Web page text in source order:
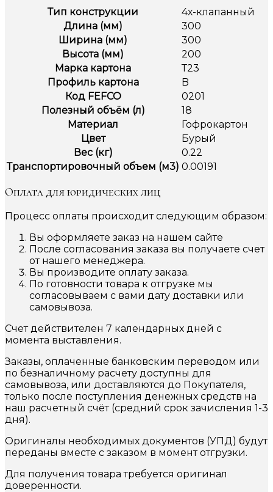
Тип конструкции
4х-клапанный
Длина (мм)
300
Ширина (мм)
300
Высота (мм)
200
Марка картона
Т23
Профиль картона
B
Код FEFCO
0201
Полезный объём (л)
18
Материал
Гофрокартон
Цвет
Бурый
Вес (кг)
0.22
Транспортировочный объем (м3) 0.00191
Оплата для юридических лиц
Процесс оплаты происходит следующим образом:
Вы оформляете заказ на нашем сайте
После согласования заказа вы получаете счет
от нашего менеджера.
Вы производите оплату заказа.
По готовности товара к отгрузке мы
согласовываем с вами дату доставки или
самовывоза.
Счет действителен 7 календарных дней с
момента выставления.
Заказы, оплаченные банковским переводом или
по безналичному расчету доступны для
самовывоза, или доставляются до Покупателя,
только после поступления денежных средств на
наш расчетный счёт (средний срок зачисления 1-3
дня).
Оригиналы необходимых документов (УПД) будут
переданы вместе с заказом в момент отгрузки.
Для получения товара требуется оригинал
доверенности.